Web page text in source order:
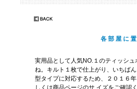
各部屋に
実用品として人気NO.１のティッシ
ね。キルト１枚で仕上がり、いちば
型タイプに対応するため、２０１６